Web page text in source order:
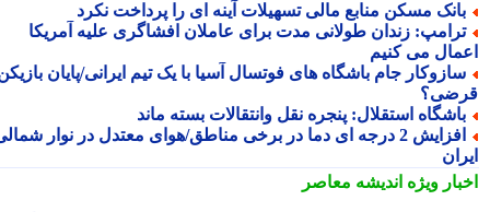
مسکن منابع مالی تسهیلات آینه ای را پرداخت نکرد
زندان طولانی مدت برای عاملان افشاگری علیه آمریکا
می کنیم
جام باشگاه های فوتسال آسیا با یک تیم ایرانی/پایان بازیکن
استقلال: پنجره نقل وانتقالات بسته ماند
افزایش 2 درجه ای دما در برخی مناطق/هوای معتدل در نوار شمالی
ویژهاندیشه معاصر